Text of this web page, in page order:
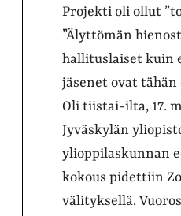
Projekti oli ollut
”Älyttömän
hallituslaiset kuin
jäsenet ovat
Oli tiistai-ilta, 17.
Jyväskylän
ylioppilaskunnan
kokous pidettiin
välityksellä.